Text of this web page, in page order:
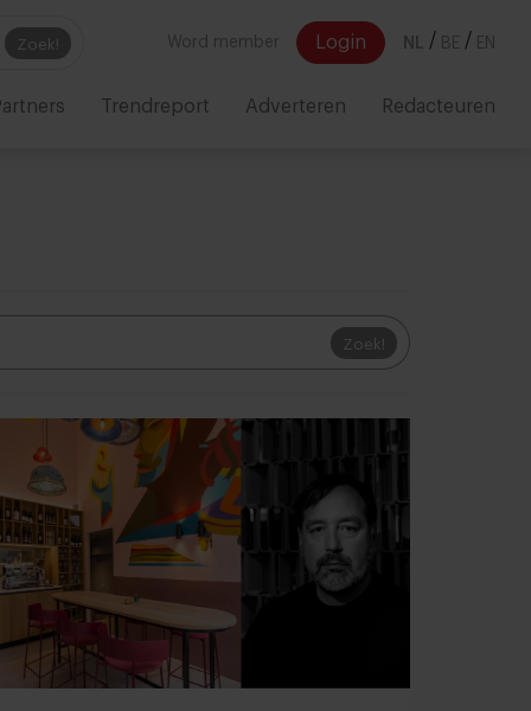
Zoek! Word member Login NL / BE / EN
Trendreport Adverteren Redacteuren
Zoek!